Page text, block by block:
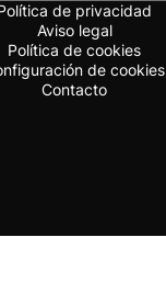
de privacidad
Aviso legal
Política de cookies
de cookies
Contacto